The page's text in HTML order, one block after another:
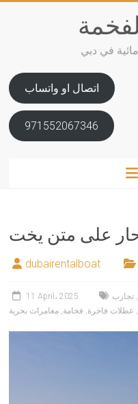
في دبي
اتصال او واتساب
971552067346
على متن يخت
dubairentalboat
11 April، 2025 , تجارب
, عطلات فاخرة, فخامة, مغامرات بحرية